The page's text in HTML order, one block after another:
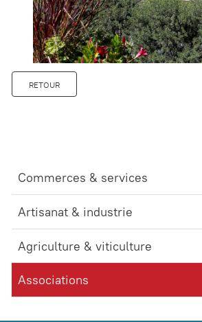
Commerces & services
Artisanat & industrie
Agriculture & viticulture
Associations
RETOUR